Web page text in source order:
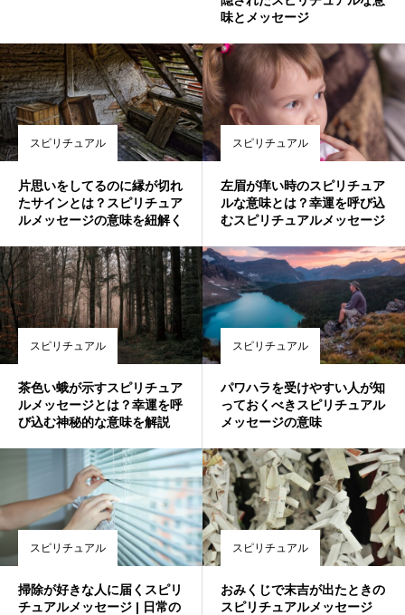
味とメッセージ
スピリチュアル
片思いをしてるのに縁が切れ
たサインとは？スピリチュア
ルメッセージの意味を紐解く
スピリチュアル
左眉が痒い時のスピリチュア
ルな意味とは？幸運を呼び込
むスピリチュアルメッセージ
スピリチュアル
茶色い蛾が示すスピリチュア
ルメッセージとは？幸運を呼
び込む神秘的な意味を解説
スピリチュアル
パワハラを受けやすい人が知
っておくべきスピリチュアル
メッセージの意味
スピリチュアル
掃除が好きな人に届くスピリ
チュアルメッセージ | 日常の
スピリチュアル
おみくじで末吉が出たときの
スピリチュアルメッセージ